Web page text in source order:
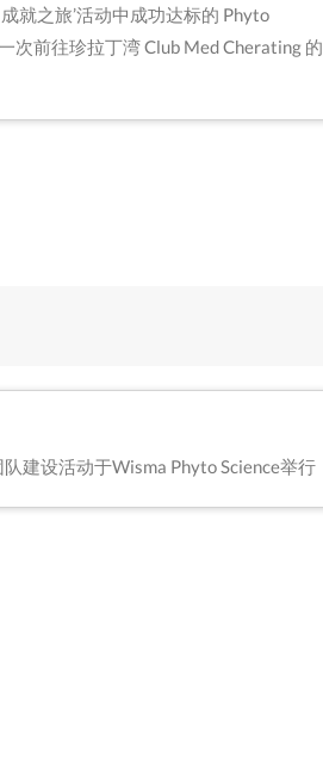
就之旅’活动中成功达标的 Phyto
次前往珍拉丁湾 Club Med Cherating 的
建设活动于Wisma Phyto Science举行